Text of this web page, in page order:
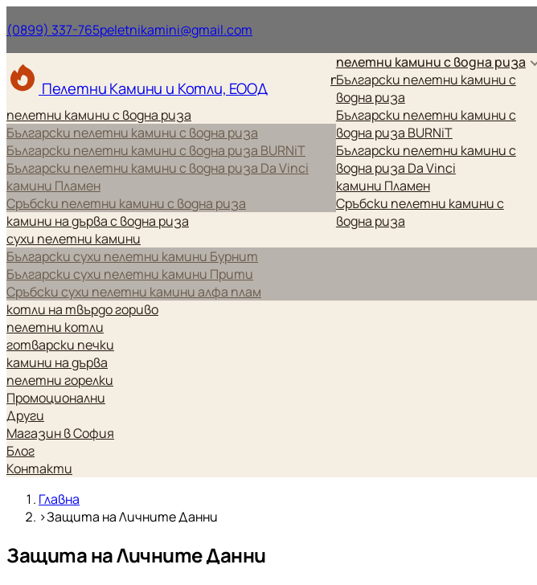
(0899) 337-765Нашият телефонен номер.
peletnikamini@gmail.com
Пелетни Камини и Котли, ЕООД
пелетни камини с водна риза
Български пелетни камини с
водна риза
Български пелетни камини с
водна риза BURNiT
Български пелетни камини с
водна риза Da Vinci
камини Пламен
Сръбски пелетни камини с
водна риза
пелетни котлиготварски печки
пелетни камини с водна риза
Български пелетни камини с водна риза
Български пелетни камини с водна риза BURNiT
Български пелетни камини с водна риза Da Vinci
камини Пламен
Сръбски пелетни камини с водна риза
камини на дърва с водна риза
сухи пелетни камини
Български сухи пелетни камини Бурнит
Български сухи пелетни камини Прити
Сръбски сухи пелетни камини алфа плам
котли на твърдо гориво
пелетни котли
готварски печки
камини на дърва
пелетни горелки
Промоционални
Други
Магазин в София
Блог
Контакти
Главна
›Защита на Личните Данни
Защита на Личните Данни